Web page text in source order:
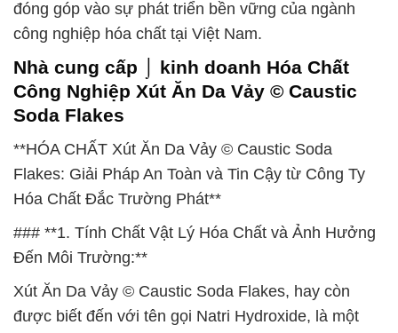
đóng góp vào sự phát triển bền vững của ngành
công nghiệp hóa chất tại Việt Nam.
Nhà cung cấp ⌡ kinh doanh Hóa Chất
Công Nghiệp Xút Ăn Da Vảy © Caustic
Soda Flakes
**HÓA CHẤT Xút Ăn Da Vảy © Caustic Soda
Flakes: Giải Pháp An Toàn và Tin Cậy từ Công Ty
Hóa Chất Đắc Trường Phát**
### **1. Tính Chất Vật Lý Hóa Chất và Ảnh Hưởng
Đến Môi Trường:**
Xút Ăn Da Vảy © Caustic Soda Flakes, hay còn
được biết đến với tên gọi Natri Hydroxide, là một